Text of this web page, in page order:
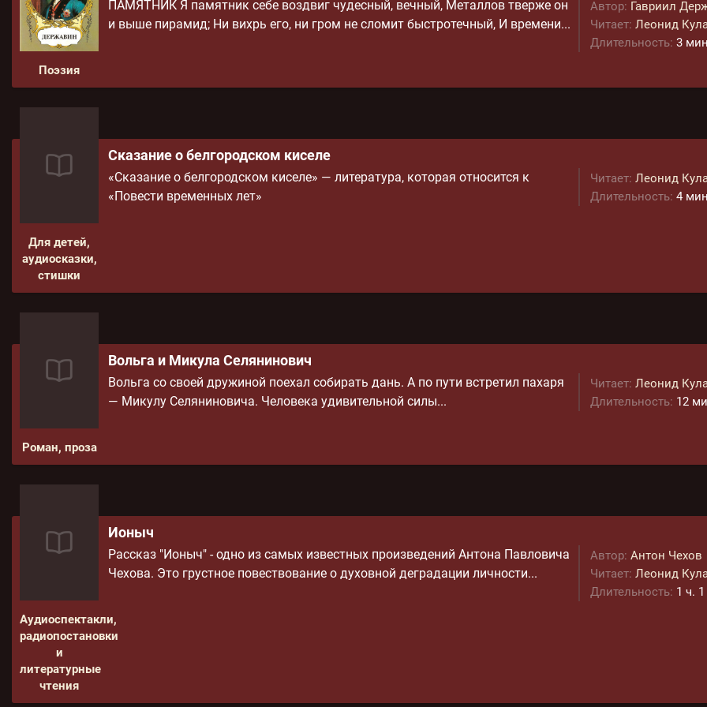
Поэзия
Автор: Гавриил
Читает: Леонид
Длительность: 3
ПАМЯТНИК Я памятник себе воздвиг чудесный, вечный, Металлов тверже он
и выше пирамид; Ни вихрь его, ни гром не сломит быстротечный, И времени...
Для детей,
аудиосказки,
стишки
Сказание о белгородском киселе
Читает: Леонид
Длительность: 4
«Сказание о белгородском киселе» — литература, которая относится к
«Повести временных лет»
Роман, проза
Вольга и Микула Селянинович
Читает: Леонид
Длительность: 12
Вольга со своей дружиной поехал собирать дань. А по пути встретил пахаря
— Микулу Селяниновича. Человека удивительной силы...
Аудиоспектакли,
радиопостановки
и
литературные
чтения
Ионыч
Автор: Антон Чехов
Читает: Леонид
Длительность: 1 ч.
Рассказ "Ионыч" - одно из самых известных произведений Антона Павловича
Чехова. Это грустное повествование о духовной деградации личности...